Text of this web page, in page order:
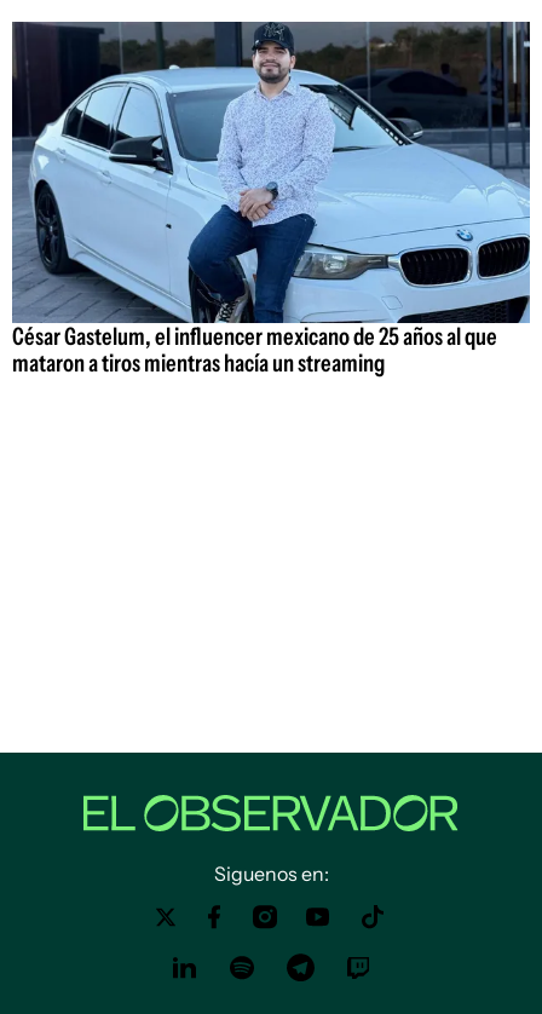
César Gastelum, el influencer mexicano de 25 años al que
mataron a tiros mientras hacía un streaming
Siguenos en: